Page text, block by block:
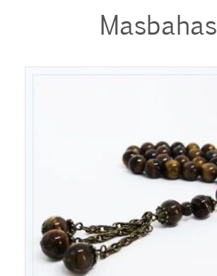
Masbahas